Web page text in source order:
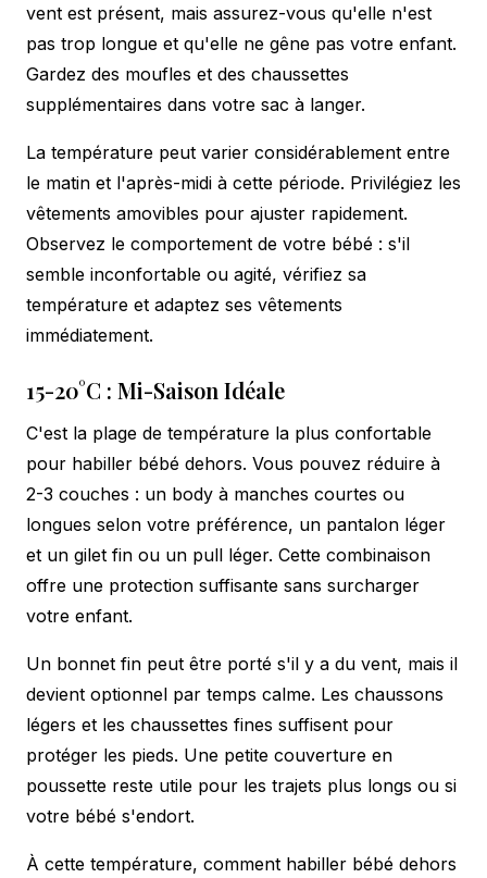
vent est présent, mais assurez-vous qu'elle n'est
pas trop longue et qu'elle ne gêne pas votre enfant.
Gardez des moufles et des chaussettes
supplémentaires dans votre sac à langer.
La température peut varier considérablement entre
le matin et l'après-midi à cette période. Privilégiez les
vêtements amovibles pour ajuster rapidement.
Observez le comportement de votre bébé : s'il
semble inconfortable ou agité, vérifiez sa
température et adaptez ses vêtements
immédiatement.
15-20°C : Mi-Saison Idéale
C'est la plage de température la plus confortable
pour habiller bébé dehors. Vous pouvez réduire à
2-3 couches : un body à manches courtes ou
longues selon votre préférence, un pantalon léger
et un gilet fin ou un pull léger. Cette combinaison
offre une protection suffisante sans surcharger
votre enfant.
Un bonnet fin peut être porté s'il y a du vent, mais il
devient optionnel par temps calme. Les chaussons
légers et les chaussettes fines suffisent pour
protéger les pieds. Une petite couverture en
poussette reste utile pour les trajets plus longs ou si
votre bébé s'endort.
À cette température, comment habiller bébé dehors